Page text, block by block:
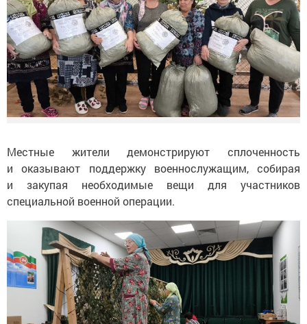
Местные жители демонстрируют сплоченность
и оказывают поддержку военнослужащим, собирая
и закупая необходимые вещи для участников
специальной военной операции.